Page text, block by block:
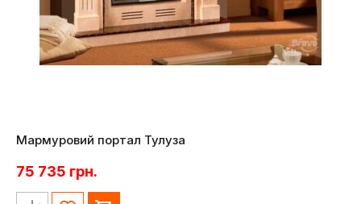
Мармуровий портал Тулуза
75 735 грн.